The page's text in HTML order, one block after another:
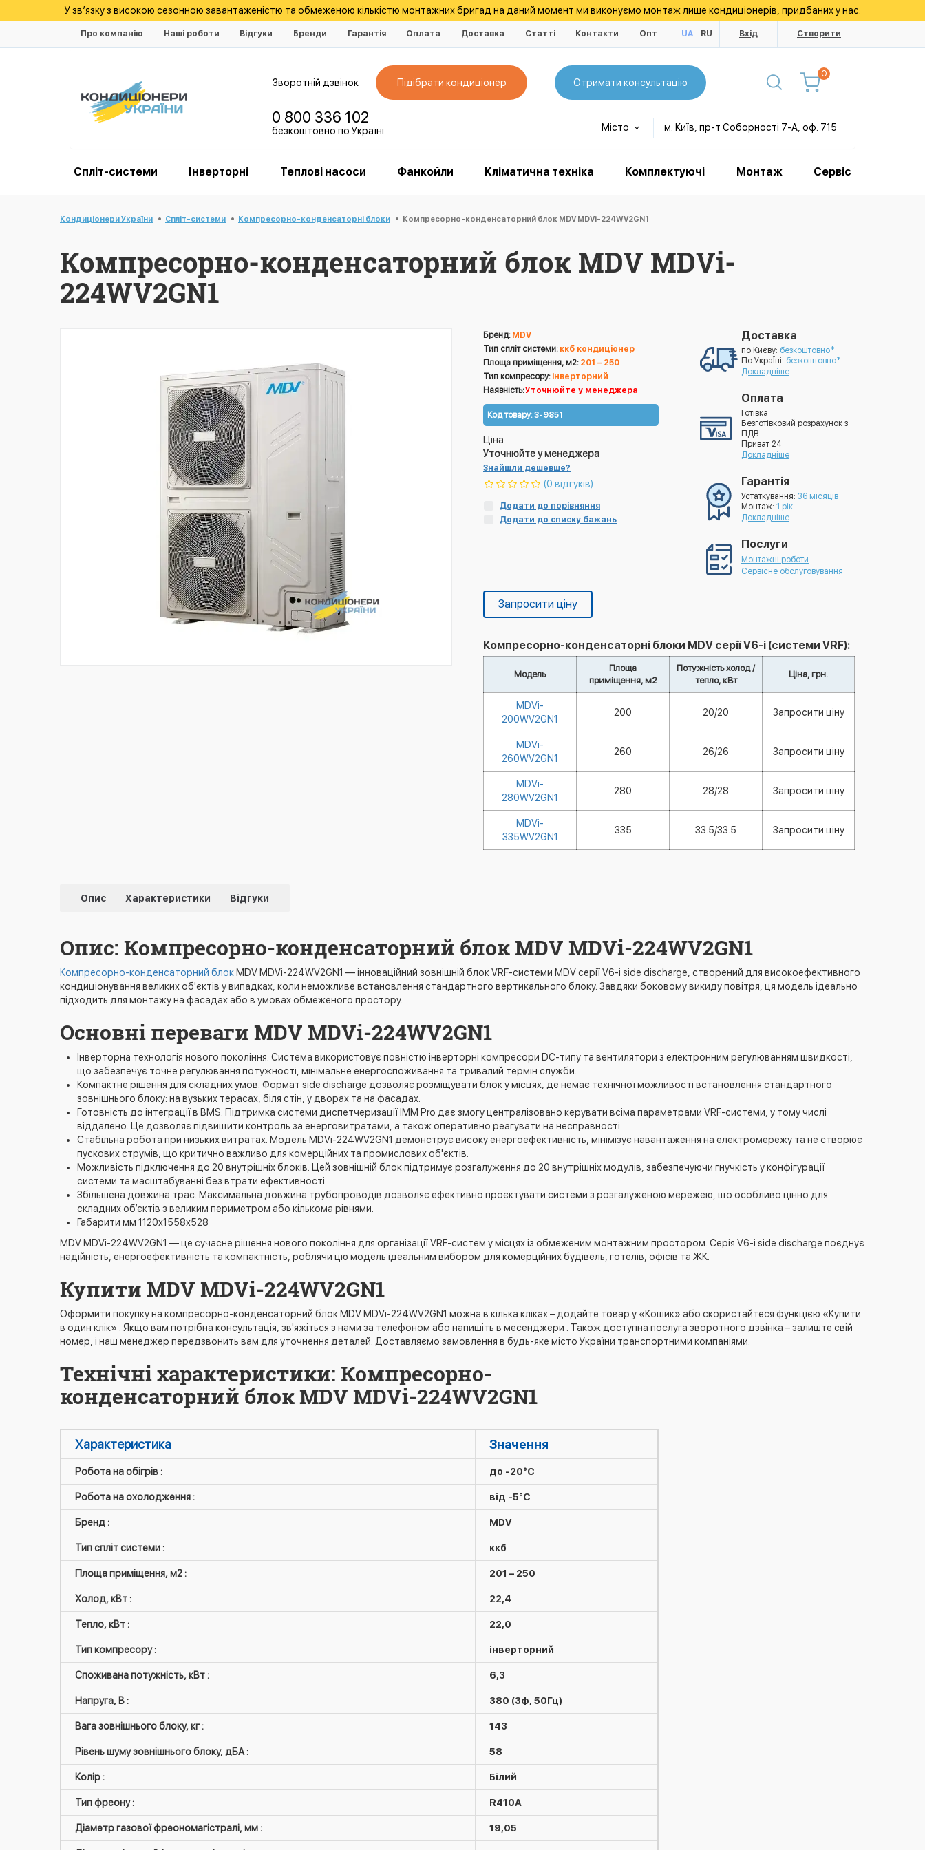
У зв’язку з високою сезонною завантаженістю та обмеженою кількістю монтажних бригад на даний момент ми виконуємо монтаж лише кондиціонерів, придбаних у нас.
Про компанію Наші роботи Відгуки Бренди Гарантія Оплата Доставка Статті Контакти Опт UA RU Вхід Створити
Зворотній дзвінок Підібрати кондиціонер Отримати консультацію
0
0 800 336 102
безкоштовно по Україні Місто м. Київ, пр-т Соборності 7-А, оф. 715
Спліт-системи Інверторні Теплові насоси Фанкойли Кліматична техніка Комплектуючі Монтаж Сервіс
Кондиціонери України Спліт-системи Компресорно-конденсаторні блоки Компресорно-конденсаторний блок MDV MDVi-224WV2GN1
Компресорно-конденсаторний блок MDV MDVi-
224WV2GN1
Бренд: MDV
Тип спліт системи: ккб кондиціонер
Площа приміщення, м2: 201 – 250
Тип компресору: інверторний
Наявність:Уточнюйте у менеджера
Код товару:3-9851
Ціна
Уточнюйте у менеджера
Знайшли дешевше?
(0 відгуків)
Додати до порівняння
Додати до списку бажань
Доставка
по Києву: безкоштовно*
По УкраЇні: безкоштовно*
Докладніше
Оплата
Готівка
Безготівковий розрахунок з
ПДВ
Приват 24
Докладніше
Гарантія
Устаткування: 36 місяців
Монтаж: 1 рік
Докладніше
Послуги
Монтажні роботи
Сервісне обслуговування
Запросити ціну
Компресорно-конденсаторні блоки MDV серії V6-i (системи VRF):
Модель
Площа
приміщення, м2
Потужність холод /
тепло, кВт
Ціна, грн.
MDVi-
200WV2GN1
200 20/20 Запросити ціну
MDVi-
260WV2GN1
260 26/26 Запросити ціну
MDVi-
280WV2GN1
280 28/28 Запросити ціну
MDVi-
335WV2GN1
335 33.5/33.5 Запросити ціну
Опис Характеристики Відгуки
Опис: Компресорно-конденсаторний блок MDV MDVi-224WV2GN1
Компресорно-конденсаторний блок MDV MDVi-224WV2GN1 — інноваційний зовнішній блок VRF-системи MDV серії V6-i side discharge, створений для високоефективного
кондиціонування великих об'єктів у випадках, коли неможливе встановлення стандартного вертикального блоку. Завдяки боковому викиду повітря, ця модель ідеально
підходить для монтажу на фасадах або в умовах обмеженого простору.
Основні переваги MDV MDVi-224WV2GN1
Інверторна технологія нового покоління. Система використовує повністю інверторні компресори DC-типу та вентилятори з електронним регулюванням швидкості,
що забезпечує точне регулювання потужності, мінімальне енергоспоживання та тривалий термін служби.
Компактне рішення для складних умов. Формат side discharge дозволяє розміщувати блок у місцях, де немає технічної можливості встановлення стандартного
зовнішнього блоку: на вузьких терасах, біля стін, у дворах та на фасадах.
Готовність до інтеграції в BMS. Підтримка системи диспетчеризації IMM Pro дає змогу централізовано керувати всіма параметрами VRF-системи, у тому числі
віддалено. Це дозволяє підвищити контроль за енерговитратами, а також оперативно реагувати на несправності.
Стабільна робота при низьких витратах. Модель MDVi-224WV2GN1 демонструє високу енергоефективність, мінімізує навантаження на електромережу та не створює
пускових струмів, що критично важливо для комерційних та промислових об'єктів.
Можливість підключення до 20 внутрішніх блоків. Цей зовнішній блок підтримує розгалуження до 20 внутрішніх модулів, забезпечуючи гнучкість у конфігурації
системи та масштабуванні без втрати ефективності.
Збільшена довжина трас. Максимальна довжина трубопроводів дозволяє ефективно проєктувати системи з розгалуженою мережею, що особливо цінно для
складних об’єктів з великим периметром або кількома рівнями.
Габарити мм 1120x1558x528
MDV MDVi-224WV2GN1 — це сучасне рішення нового покоління для організації VRF-систем у місцях із обмеженим монтажним простором. Серія V6-i side discharge поєднує
надійність, енергоефективність та компактність, роблячи цю модель ідеальним вибором для комерційних будівель, готелів, офісів та ЖК.
Купити MDV MDVi-224WV2GN1
Оформити покупку на компресорно-конденсаторний блок MDV MDVi-224WV2GN1 можна в кілька кліках – додайте товар у «Кошик» або скористайтеся функцією «Купити
в один клік» . Якщо вам потрібна консультація, зв'яжіться з нами за телефоном або напишіть в месенджери . Також доступна послуга зворотного дзвінка – залиште свій
номер, і наш менеджер передзвонить вам для уточнення деталей. Доставляємо замовлення в будь-яке місто України транспортними компаніями.
Технічні характеристики: Компресорно-
конденсаторний блок MDV MDVi-224WV2GN1
Характеристика Значення
Робота на обігрів : до -20°C
Робота на охолодження : від -5°C
Бренд : MDV
Тип спліт системи : ккб
Площа приміщення, м2 : 201 – 250
Холод, кВт : 22,4
Тепло, кВт : 22,0
Тип компресору : інверторний
Споживана потужність, кВт : 6,3
Напруга, В : 380 (3ф, 50Гц)
Вага зовнішнього блоку, кг : 143
Рівень шуму зовнішнього блоку, дБА : 58
Колір : Білий
Тип фреону : R410А
Діаметр газової фреономагістралі, мм : 19,05